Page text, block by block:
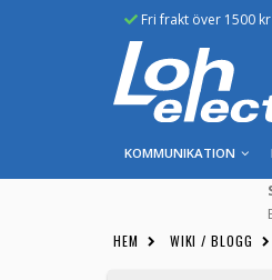
Fri frakt över 1500 kr
KOMMUNIKATION
HEM WIKI / BLOGG